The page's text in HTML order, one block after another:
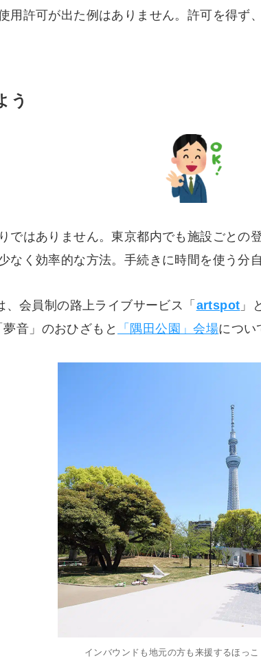
用許可が出た例はありません。許可を得
う
ではありません。東京都内でも施設ごと
なく効率的な方法。手続きに時間を使う分
、会員制の路上ライブサービス「 artspot 」
夢音」のおひざもと 「隅田公園」会場につい
インバウンドも地元の方も来援するほっ